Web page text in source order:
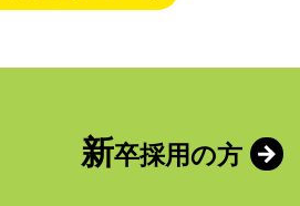
新卒採用の方